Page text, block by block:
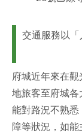
交通服務以
府城近年來在
地旅客至府城
能對路況不熟
障等狀況，如